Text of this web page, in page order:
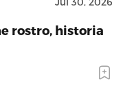
rostro, historia